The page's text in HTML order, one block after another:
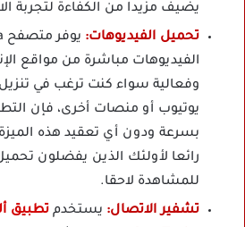
يضيف مزيدا من الكفاءة لتجربة
تحميل الفيديوهات:
الفيديوهات مباشرة من مواقع
وفعالية سواء كنت ترغب في
يوتيوب أو منصات أخرى، فإن
بسرعة ودون أي تعقيد هذه
رائعا لأولئك الذين يفضلون
للمشاهدة لاحقا.
تشفير الاتصال: يستخدم تطبيق